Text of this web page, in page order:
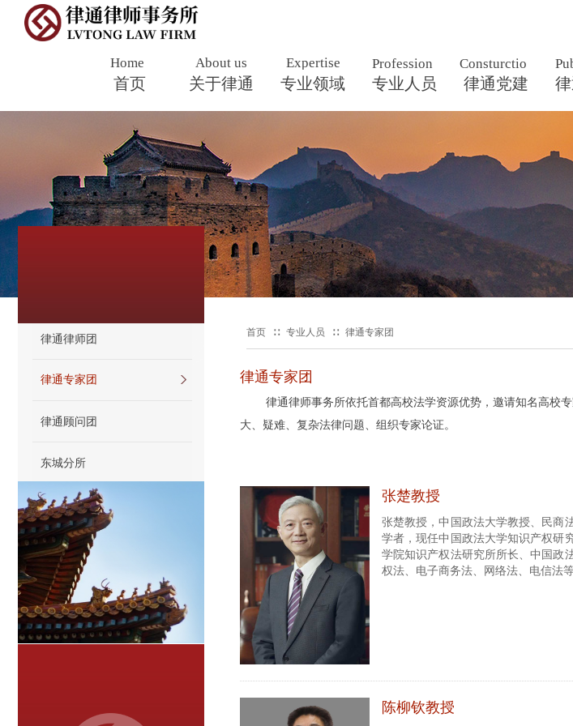
Expertise
Consturctio
n
Profession
als
s
Home
​
首页 关于律通 专业领域 专业人员 律通党建
About us
Professional
律通律师团
律通专家团
律通顾问团
东城分所
首页
∷ 专业人员 ∷ 律通专家团
律通专家团
律通律师事务所依托首都高校法学资源优势，邀请知名高校专
大、疑难、复杂法律问题、组织专家论证。
张楚教授
张楚教授，中国政法大学教授、民商
学者，现任中国政法大学知识产权研
学院知识产权法研究所所长、中国政
权法、电子商务法、网络法、电信法
陈柳钦教授